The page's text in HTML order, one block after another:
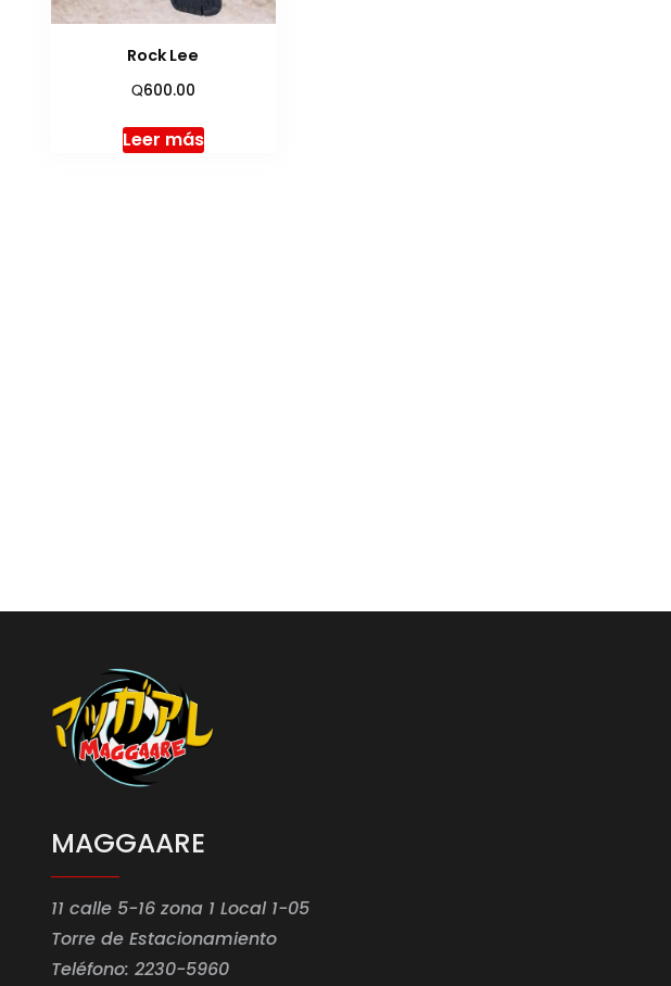
Rock Lee
Q600.00
Leer más
MAGGAARE
11 calle 5-16 zona 1 Local 1-05
Torre de Estacionamiento
Teléfono: 2230-5960